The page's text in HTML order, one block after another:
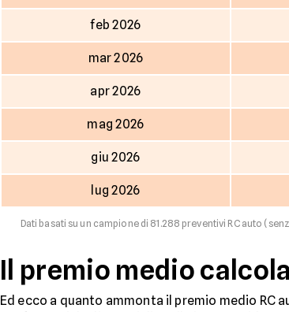
feb 2026
mar 2026
apr 2026
mag 2026
giu 2026
lug 2026
Dati basati su un campione di 81.288 preventivi RC auto
Il premio medio
Ed ecco a quanto ammonta il premio medio